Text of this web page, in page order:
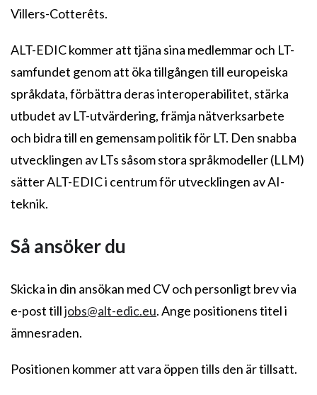
Villers-Cotterêts.
ALT-EDIC kommer att tjäna sina medlemmar och LT-
samfundet genom att öka tillgången till europeiska
språkdata, förbättra deras interoperabilitet, stärka
utbudet av LT-utvärdering, främja nätverksarbete
och bidra till en gemensam politik för LT. Den snabba
utvecklingen av LTs såsom stora språkmodeller (LLM)
sätter ALT-EDIC i centrum för utvecklingen av AI-
teknik.
Så ansöker du
Skicka in din ansökan med CV och personligt brev via
e-post tilljobs@alt-edic.eu. Ange positionens titel i
ämnesraden.
Positionen kommer att vara öppen tills den är tillsatt.